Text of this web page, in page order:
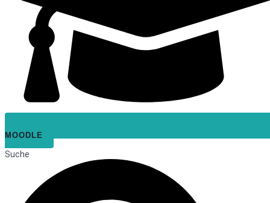
MOODLE
Suche